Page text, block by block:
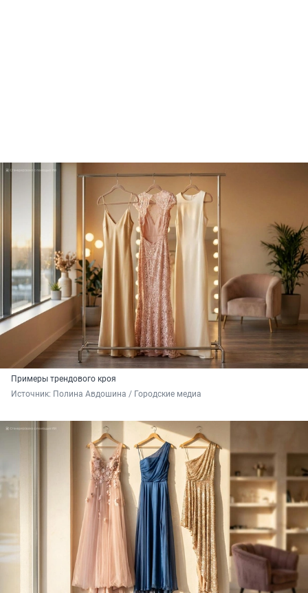
Примеры трендового кроя
Источник: Полина Авдошина / Городские медиа